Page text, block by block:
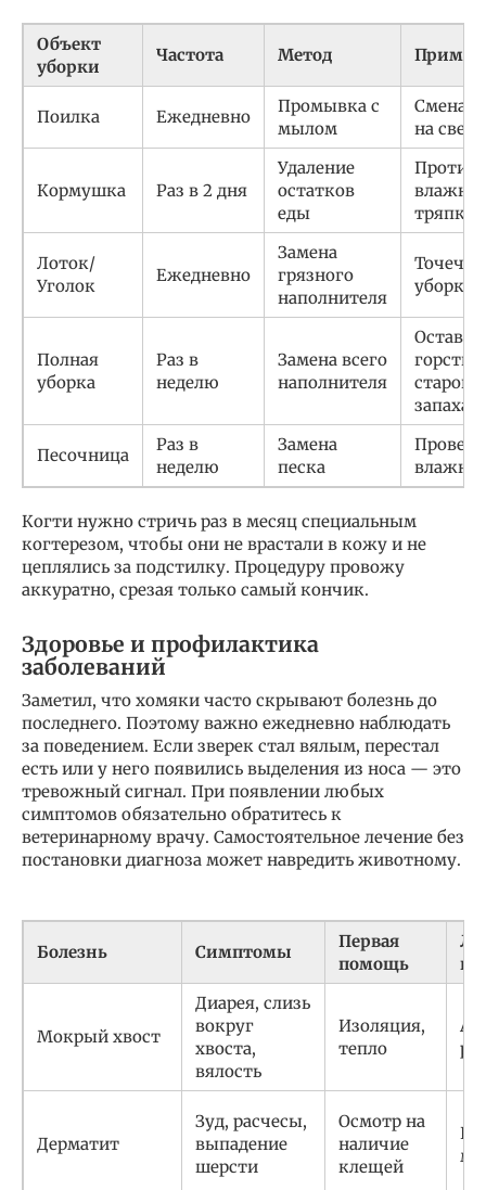
Объект
уборки
Частота Метод
Поилка Ежедневно
Промывка с
мылом
Смена
на
Кормушка Раз в 2 дня
Удаление
остатков
еды
тряпкой
Лоток/
Уголок
Ежедневно
Замена
грязного
наполнителя
уборка
Полная
уборка
Раз в
неделю
Замена всего
наполнителя
горсть
старого
запаха
Песочница
Раз в
неделю
Замена
песка
Когти нужно стричь раз в месяц специальным
когтерезом, чтобы они не врастали в кожу и не
цеплялись за подстилку. Процедуру провожу
аккуратно, срезая только самый кончик.
Здоровье и профилактика
заболеваний
Заметил, что хомяки часто скрывают болезнь до
последнего. Поэтому важно ежедневно наблюдать
за поведением. Если зверек стал вялым, перестал
есть или у него появились выделения из носа — это
тревожный сигнал. При появлении любых
симптомов обязательно обратитесь к
ветеринарному врачу. Самостоятельное лечение без
постановки диагноза может навредить животному.
Болезнь Симптомы
Первая
помощь
Мокрый хвост
Диарея, слизь
вокруг
хвоста,
вялость
Изоляция,
тепло
Дерматит
Зуд, расчесы,
выпадение
шерсти
Осмотр на
наличие
клещей